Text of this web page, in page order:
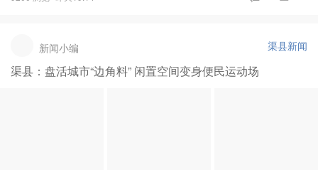
新闻小编 渠县新闻
渠县：盘活城市“边角料” 闲置空间变身便民运动场